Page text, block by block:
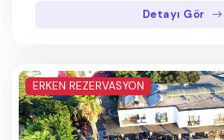
Detayı Gör
ERKEN REZERVASYON